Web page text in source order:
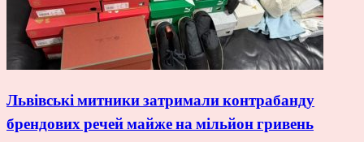
Львівські митники затримали контрабанду
брендових речей майже на мільйон гривень